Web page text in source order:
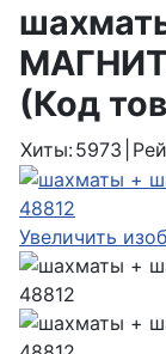
(Код
Хиты:5973
Увеличить